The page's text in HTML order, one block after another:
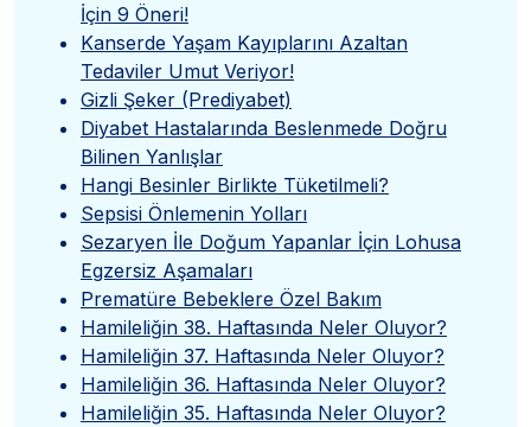
İçin 9 Öneri!
Kanserde Yaşam Kayıplarını Azaltan
Tedaviler Umut Veriyor!
Gizli Şeker (Prediyabet)
Diyabet Hastalarında Beslenmede Doğru
Bilinen Yanlışlar
Hangi Besinler Birlikte Tüketilmeli?
Sepsisi Önlemenin Yolları
Sezaryen İle Doğum Yapanlar İçin Lohusa
Egzersiz Aşamaları
Prematüre Bebeklere Özel Bakım
Hamileliğin 38. Haftasında Neler Oluyor?
Hamileliğin 37. Haftasında Neler Oluyor?
Hamileliğin 36. Haftasında Neler Oluyor?
Hamileliğin 35. Haftasında Neler Oluyor?